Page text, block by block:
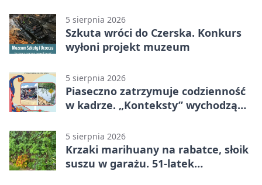
5 sierpnia 2026
Szkuta wróci do Czerska. Konkurs
wyłoni projekt muzeum
5 sierpnia 2026
Piaseczno zatrzymuje codzienność
w kadrze. „Konteksty” wychodzą
5 sierpnia 2026
Krzaki marihuany na rabatce, słoik
suszu w garażu. 51-latek